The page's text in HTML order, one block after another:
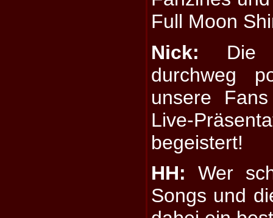
Full Moon
Nick: Die
durchweg
unsere
Live-
begeistert!
HH: Wer
Songs und